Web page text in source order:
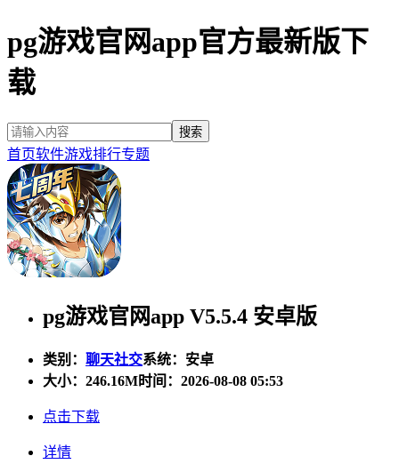
pg游戏官网app官方最新版下
载
首页软件游戏排行专题
pg游戏官网app V5.5.4 安卓版
类别： 聊天社交系统：安卓
大小： 246.16M时间：2026-08-08 05:53
点击下载
详情